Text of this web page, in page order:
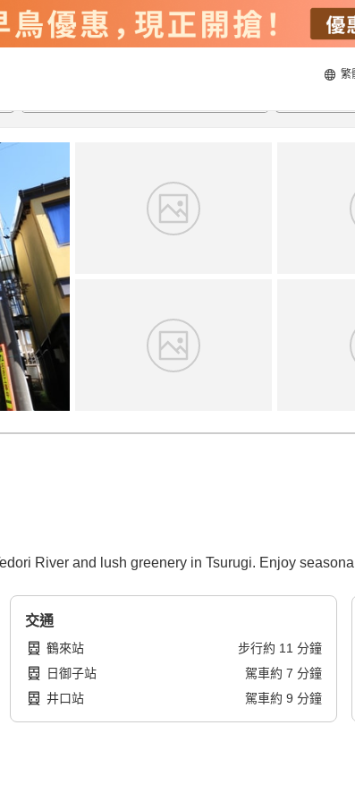
繁
River and lush greenery in Tsurugi. Enjoy
交通
鶴來站 步行約 11 分鐘
日御子站
駕車約 7 分鐘
井口站
駕車約 9 分鐘